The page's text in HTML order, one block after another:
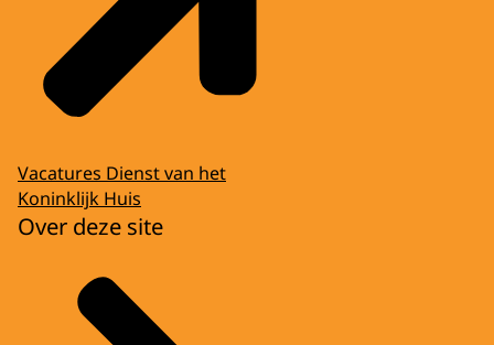
Vacatures Dienst van het
Koninklijk Huis
Over deze site